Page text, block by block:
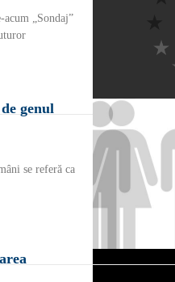
„Sondaj”
genul
se referă ca